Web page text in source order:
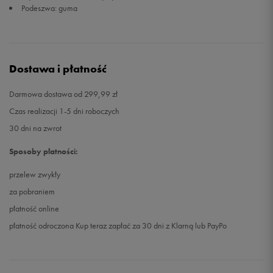
Podeszwa: guma
Dostawa i płatność
Darmowa dostawa od 299,99 zł
Czas realizacji 1-5 dni roboczych
30 dni na zwrot
Sposoby płatności:
przelew zwykły
za pobraniem
płatność online
płatność odroczona Kup teraz zapłać za 30 dni z Klarną lub PayPo